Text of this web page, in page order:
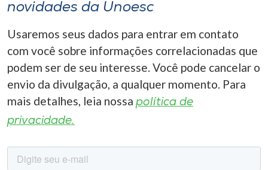
novidades da Unoesc
Usaremos seus dados para entrar em contato
com você sobre informações correlacionadas que
podem ser de seu interesse. Você pode cancelar o
envio da divulgação, a qualquer momento. Para
mais detalhes, leia nossa política de
privacidade.